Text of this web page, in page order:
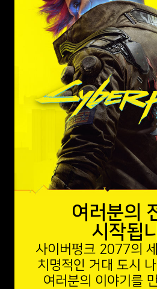
여러분의
시작됩
사이버펑크 2077의
치명적인 거대 도시
여러분의 이야기를